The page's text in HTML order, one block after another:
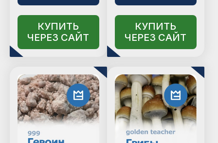
КУПИТЬ
ЧЕРЕЗ САЙТ
КУПИТЬ
ЧЕРЕЗ САЙТ